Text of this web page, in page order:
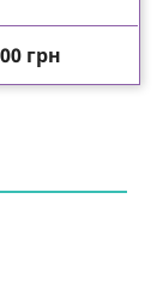
грн